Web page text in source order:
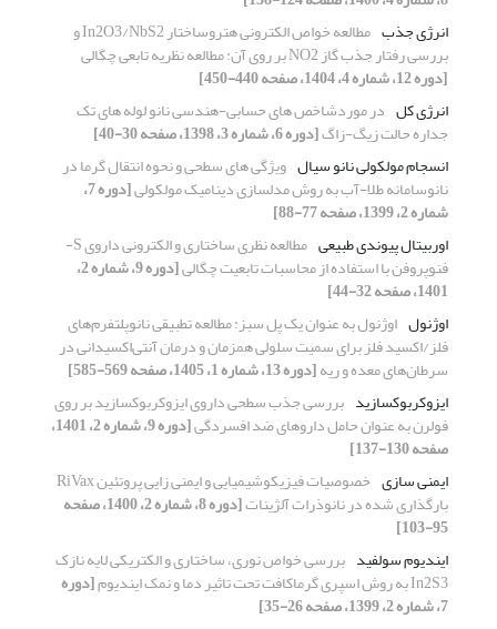
انرژی جذب
مطالعه خواص الکترونی هتروساختار In2O3/NbS2 و
بررسی رفتار جذب گاز NO2 بر روی آن: مطالعه نظریه تابعی چگالی
[دوره 12، شماره 4، 1404، صفحه 440-450]
انرژی کل در موردشاخص های حسابی-هندسی نانو لوله های تک
جداره حالت زیگ-زاگ[دوره 6، شماره 3، 1398، صفحه 30-40]
انسجام مولکولی نانو سیال ویژگی های سطحی و نحوه انتقال گرما در
نانوسامانه طلا-آب به روش مدلسازی دینامیک مولکولی [دوره 7،
شماره 2، 1399، صفحه 77-88]
اوربیتال پیوندی طبیعی
مطالعه نظری ساختاری و الکترونی داروی S-
فنوپروفن با استفاده از محاسبات تابعیت چگالی [دوره 9، شماره 2،
1401، صفحه 32-44]
اوژنول اوژنول به عنوان یک پل سبز: مطالعه تطبیقی نانوپلتفرم‌های
فلز/اکسید فلز برای سمیت سلولی همزمان و درمان آنتی‌اکسیدانی در
سرطان‌های معده و ریه[دوره 13، شماره 1، 1405، صفحه 569-585]
ایزوکربوکسازید بررسی جذب سطحی داروی ایزوکربوکسازید بر روی
فولرن به عنوان حامل داروهای ضد افسردگی [دوره 9، شماره 2، 1401،
صفحه 130-137]
ایمنی سازی
خصوصیات فیزیکوشیمیایی و ایمنی زایی پروتئین RiVax
بارگذاری شده در نانوذرات آلژینات [دوره 8، شماره 2، 1400، صفحه
95-103]
ایندیوم سولفید بررسی خواص نوری، ساختاری و الکتریکی لایه نازک
In2S3 به روش اسپری گرماکافت تحت تاثیر دما و نمک ایندیوم [دوره
7، شماره 2، 1399، صفحه 26-35]